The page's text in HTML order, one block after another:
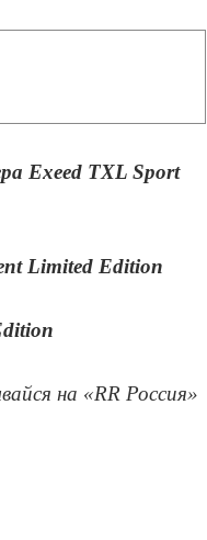
Exeed TXL Sport
Limited Edition
на «RR Россия»